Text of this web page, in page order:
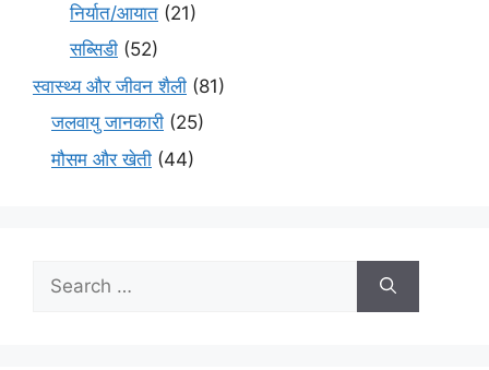
निर्यात/आयात (21)
सब्सिडी (52)
स्वास्थ्य और जीवन शैली (81)
जलवायु जानकारी (25)
मौसम और खेती (44)